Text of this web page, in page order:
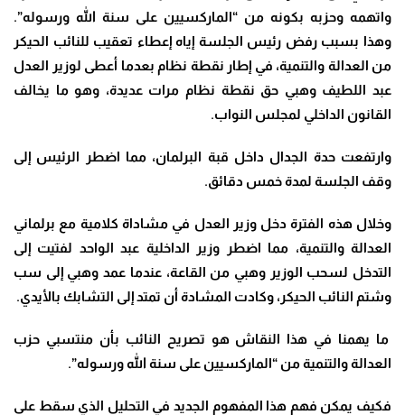
واتهمه وحزبه بكونه من “الماركسيين على سنة الله ورسوله”.
وهذا بسبب رفض رئيس الجلسة إياه إعطاء تعقيب للنائب الحيكر
من العدالة والتنمية، في إطار نقطة نظام بعدما أعطى لوزير العدل
عبد اللطيف وهبي حق نقطة نظام مرات عديدة، وهو ما يخالف
القانون الداخلي لمجلس النواب.
وارتفعت حدة الجدال داخل قبة البرلمان، مما اضطر الرئيس إلى
وقف الجلسة لمدة خمس دقائق.
وخلال هذه الفترة دخل وزير العدل في مشاداة كلامية مع برلماني
العدالة والتنمية، مما اضطر وزير الداخلية عبد الواحد لفتيت إلى
التدخل لسحب الوزير وهبي من القاعة، عندما عمد وهبي إلى سب
وشتم النائب الحيكر، وكادت المشادة أن تمتد إلى التشابك بالأيدي.
ما يهمنا في هذا النقاش هو تصريح النائب بأن منتسبي حزب
العدالة والتنمية من “الماركسيين على سنة الله ورسوله”.
فكيف يمكن فهم هذا المفهوم الجديد في التحليل الذي سقط على